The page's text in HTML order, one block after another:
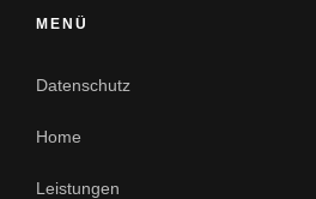
MENÜ
Datenschutz
Home
Leistungen